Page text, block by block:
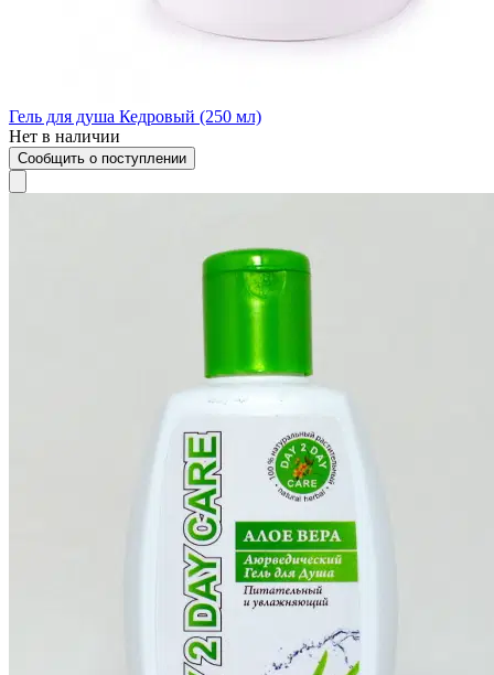
Гель для душа Кедровый (250 мл)
Нет в наличии
Сообщить о поступлении